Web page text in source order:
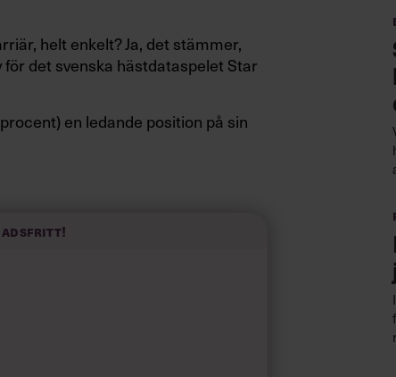
helt enkelt? Ja, det stämmer,
det svenska hästdataspelet Star
en ledande position på sin
på Star Stable, i ett